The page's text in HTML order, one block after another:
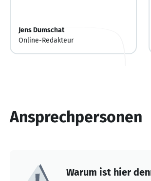
Jens Dumschat
Online-Redakteur
Ansprechpersonen
Warum ist hier